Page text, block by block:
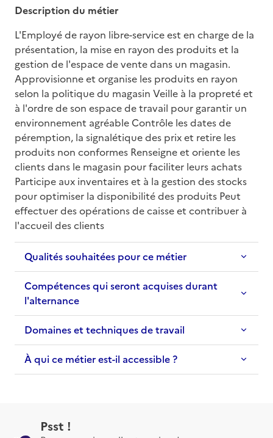
Description du métier
L'Employé de rayon libre-service est en charge de la
présentation, la mise en rayon des produits et la
gestion de l'espace de vente dans un magasin.
Approvisionne et organise les produits en rayon
selon la politique du magasin Veille à la propreté et
à l'ordre de son espace de travail pour garantir un
environnement agréable Contrôle les dates de
péremption, la signalétique des prix et retire les
produits non conformes Renseigne et oriente les
clients dans le magasin pour faciliter leurs achats
Participe aux inventaires et à la gestion des stocks
pour optimiser la disponibilité des produits Peut
effectuer des opérations de caisse et contribuer à
l'accueil des clients
Qualités souhaitées pour ce métier
Compétences qui seront acquises durant
l'alternance
Domaines et techniques de travail
À qui ce métier est-il accessible ?
Psst !